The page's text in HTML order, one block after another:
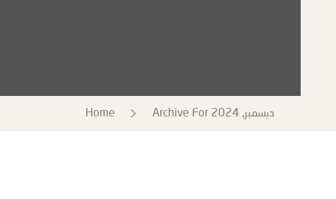
Home Archive For ديسمبر, 2024